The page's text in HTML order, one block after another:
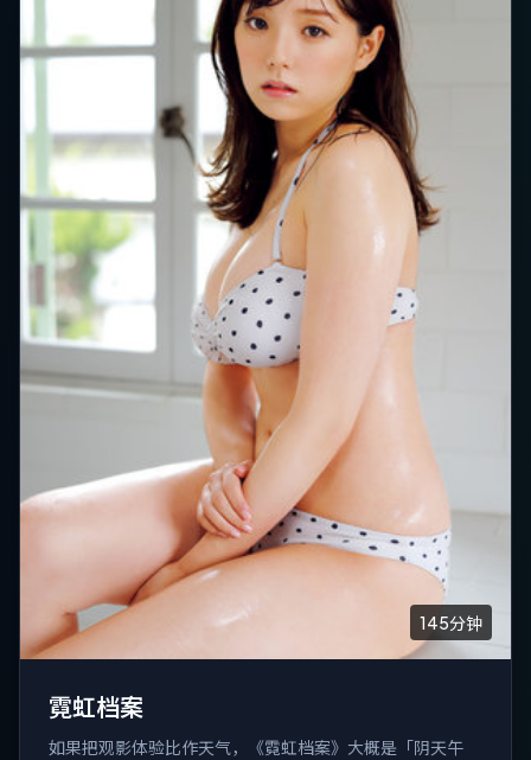
145分钟
霓虹档案
如果把观影体验比作天气，《霓虹档案》大概是「阴天午